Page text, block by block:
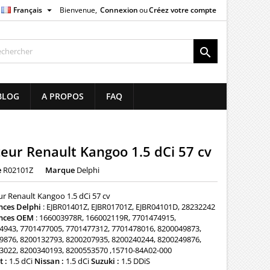
Bienvenue, ConnexionouCréez votre compte
Français 

A PROPOS FAQ
Renault Kangoo 1.5 dCi 57 cv
R02101Z Marque Delphi
Renault Kangoo 1.5 dCi 57 cv
Delphi : EJBR01401Z, EJBR01701Z, EJBR04101D, 28232242
OEM : 166003978R, 166002119R, 7701474915,
7701477005, 7701477312, 7701478016, 8200049873,
8200132793, 8200207935, 8200240244, 8200249876,
8200340193, 8200553570 ,15710-84A02-000
: 1.5 dCi Nissan : 1.5 dCiSuzuki : 1.5 DDiS
×
list
×
×